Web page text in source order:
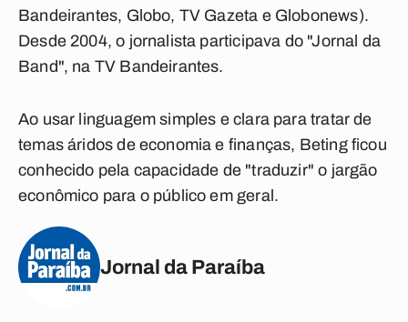
Bandeirantes, Globo, TV Gazeta e Globonews).
Desde 2004, o jornalista participava do "Jornal da
Band", na TV Bandeirantes.
Ao usar linguagem simples e clara para tratar de
temas áridos de economia e finanças, Beting ficou
conhecido pela capacidade de "traduzir" o jargão
econômico para o público em geral.
Jornal da Paraíba